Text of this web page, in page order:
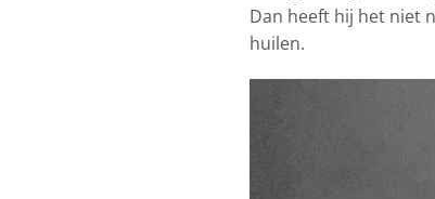
Dan heeft hij het niet
huilen.